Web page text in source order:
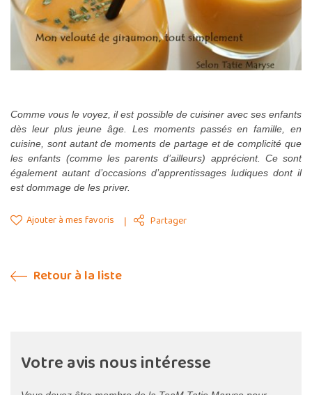
Comme vous le voyez, il est possible de cuisiner avec ses enfants
dès leur plus jeune âge. Les moments passés en famille, en
cuisine, sont autant de moments de partage et de complicité que
les enfants (comme les parents d’ailleurs) apprécient. Ce sont
également autant d’occasions d’apprentissages ludiques dont il
est dommage de les priver.
Ajouter à mes favoris Partager
Retour à la liste
Votre avis nous intéresse